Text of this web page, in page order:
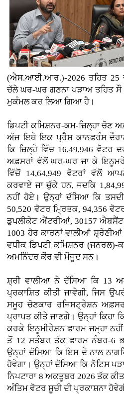
(ਐਸ.ਆਈ.ਆਰ.)-2026 ਤਹਿਤ 25
ਚੱਲੇ ਘਰ-ਘਰ ਗਣਨਾ ਪੜਾਅ ਤਹਿਤ ਸੌ
ਮੁਕੰਮਲ ਕਰ ਲਿਆ ਗਿਆ ਹੈ।
ਡਿਪਟੀ ਕਮਿਸ਼ਨਰ-ਕਮ-ਜ਼ਿਲ੍ਹਾ ਚੋਣ
ਅੱਜ ਇਥੇ ਇਕ ਪ੍ਰੈਸ ਕਾਨਫਰੰਸ
ਕਿ ਜ਼ਿਲ੍ਹੇ ਵਿੱਚ 16,49,946 ਵੋਟਰ
ਅਫ਼ਸਰਾਂ ਵੱਲੋਂ ਘਰ-ਘਰ ਜਾ ਕੇ
ਵਿੱਚੋਂ 14,64,949 ਵੋਟਰਾਂ ਵੱਲੋਂ
ਕਰਵਾਏ ਜਾ ਚੁੱਕੇ ਹਨ, ਜਦਕਿ
ਨਹੀਂ ਹੋਏ। ਉਨ੍ਹਾਂ ਦੱਸਿਆ ਕਿ
50,520 ਵੋਟਰ ਮ੍ਰਿਤਕ, 94,356
ਡੁਪਲੀਕੇਟ ਐਂਟਰੀਆਂ, 30157
1003 ਹੋਰ ਕਾਰਨਾਂ ਵਾਲੀਆਂ
ਵਧੀਕ ਡਿਪਟੀ ਕਮਿਸ਼ਨਰ (ਜਨਰਲ)-
ਅਮਨਿੰਦਰ ਕੌਰ ਵੀ ਮੌਜੂਦ ਸਨ।
ਸ਼੍ਰੀ ਵਾਲੀਆ ਨੇ ਦੱਸਿਆ ਕਿ 13
ਪ੍ਰਕਾਸ਼ਿਤ ਕੀਤੀ ਜਾਵੇਗੀ, ਜਿਸ
ਸਮੂਹ ਚੋਣਕਾਰ ਰਜਿਸਟ੍ਰੇਸ਼ਨ
ਪ੍ਰਾਪਤ ਕੀਤੇ ਜਾਣਗੇ। ਉਨ੍ਹਾਂ ਕਿਹਾ
ਕਰਕੇ ਇਨੂਮੀਰੇਸ਼ਨ ਫਾਰਮ ਜਮ੍ਹਾ
ਤੋਂ 12 ਸਤੰਬਰ ਤੱਕ ਫਾਰਮ ਨੰਬਰ-6
ਉਨ੍ਹਾਂ ਦੱਸਿਆ ਕਿ ਇਸ ਦੇ ਨਾਲ
ਹੋਵੇਗਾ। ਉਨ੍ਹਾਂ ਦੱਸਿਆ ਕਿ ਨੋਟਿਸ
ਨਿਪਟਾਰਾ 8 ਅਕਤੂਬਰ 2026 ਤੱਕ
ਅੰਤਿਮ ਵੋਟਰ ਸੂਚੀ ਦੀ ਪ੍ਰਕਾਸ਼ਨਾ